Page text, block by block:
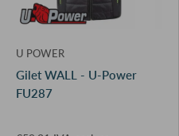
U POWER
Gilet WALL - U-Power
FU287